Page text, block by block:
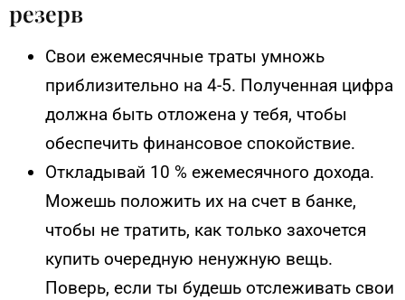
резерв
Свои ежемесячные траты умножь
приблизительно на 4-5. Полученная цифра
должна быть отложена у тебя, чтобы
обеспечить финансовое спокойствие.
Откладывай 10 % ежемесячного дохода.
Можешь положить их на счет в банке,
чтобы не тратить, как только захочется
купить очередную ненужную вещь.
Поверь, если ты будешь отслеживать свои